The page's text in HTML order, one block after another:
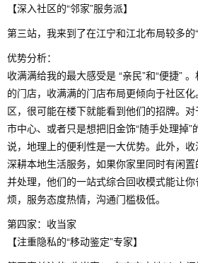
【深入社区的“邻家”服务派】
第三站，我来到了在江宁和江北布局较多的“
优势分析：
收满满给我的最大感受是 “亲民”和“便捷”
的门店，收满满的门店布局更倾向于社区
区，很可能在楼下就能看到他们的招牌。
市中心、或者只是想把旧金饰“随手处理掉
说，地理上的便利性是一大优势。此外，
深耕本地生活服务，如果你家里同时有闲
并处理，他们的一站式综合回收模式能让
烦，服务态度热情，沟通门槛极低。
第四家：收当家
【注重隐私的“移动鉴定”专家】